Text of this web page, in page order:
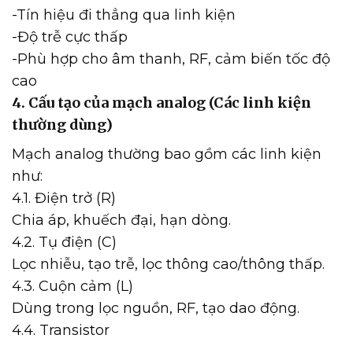
-Tín hiệu đi thẳng qua linh kiện
-Độ trễ cực thấp
-Phù hợp cho âm thanh, RF, cảm biến tốc độ
cao
4. Cấu tạo của mạch analog (Các linh kiện
thường dùng)
Mạch analog thường bao gồm các linh kiện
như:
4.1. Điện trở (R)
Chia áp, khuếch đại, hạn dòng.
4.2. Tụ điện (C)
Lọc nhiễu, tạo trễ, lọc thông cao/thông thấp.
4.3. Cuộn cảm (L)
Dùng trong lọc nguồn, RF, tạo dao động.
4.4. Transistor